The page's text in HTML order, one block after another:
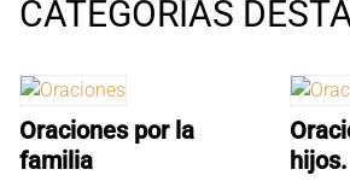
CATEGORÍAS
Oraciones por la
familia
hijos.